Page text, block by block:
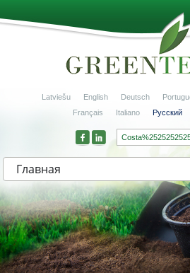
Latviešu English Deutsch
Français
Italiano Русский
Главная